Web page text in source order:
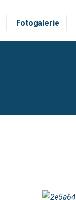
Fotogalerie